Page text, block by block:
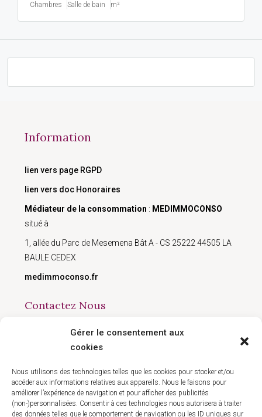
Gérer le consentement aux
cookies
Nous utilisons des technologies telles que les cookies pour stocker et/ou
accéder aux informations relatives aux appareils. Nous le faisons pour
améliorer l’expérience de navigation et pour afficher des publicités
(non-)personnalisées. Consentir à ces technologies nous autorisera à traiter
des données telles que le comportement de navigation ou les ID uniques sur
Chambres Salle de bain m²
Information
lien vers page RGPD
lien vers doc Honoraires
Médiateur de la consommation : MEDIMMOCONSO
situé à
1, allée du Parc de Mesemena Bât A - CS 25222 44505 LA
BAULE CEDEX
medimmoconso.fr
Contactez Nous
168 avenue du Président Wilson, Montreuil 93100
09 50 90 77 41